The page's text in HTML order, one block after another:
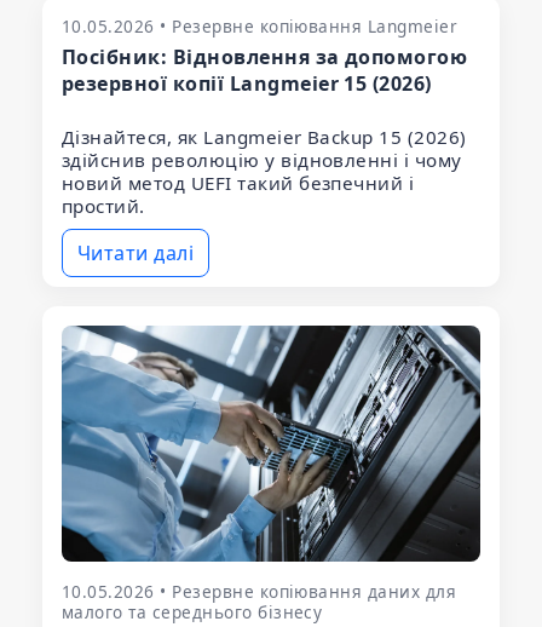
10.05.2026 • Резервне копіювання Langmeier
Посібник: Відновлення за допомогою
резервної копії Langmeier 15 (2026)
Дізнайтеся, як Langmeier Backup 15 (2026)
здійснив революцію у відновленні і чому
новий метод UEFI такий безпечний і
простий.
Читати далі
10.05.2026 • Резервне копіювання даних для
малого та середнього бізнесу